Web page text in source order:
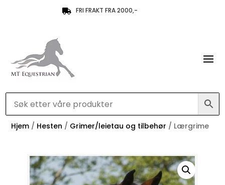
 FRI FRAKT FRA 2000,-
Hjem / Hesten / Grimer/leietau og tilbehør / Lærgrime